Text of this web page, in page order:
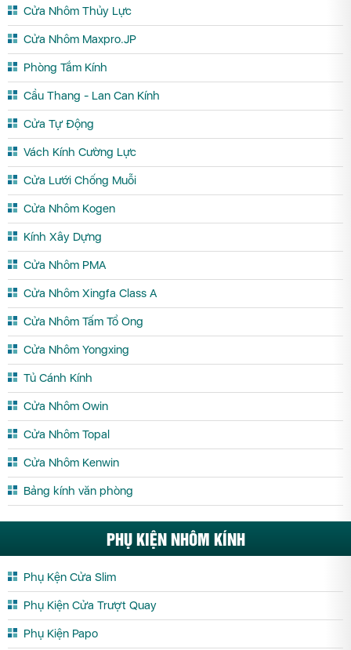
Cửa Nhôm Thủy Lực
Cửa Nhôm Maxpro.JP
Phòng Tắm Kính
Cầu Thang - Lan Can Kính
Cửa Tự Động
Vách Kính Cường Lực
Cửa Lưới Chống Muỗi
Cửa Nhôm Kogen
Kính Xây Dựng
Cửa Nhôm PMA
Cửa Nhôm Xingfa Class A
Cửa Nhôm Tấm Tổ Ong
Cửa Nhôm Yongxing
Tủ Cánh Kính
Cửa Nhôm Owin
Cửa Nhôm Topal
Cửa Nhôm Kenwin
Bảng kính văn phòng
PHỤ KIỆN NHÔM KÍNH
Phụ Kện Cửa Slim
Phụ Kiện Cửa Trượt Quay
Phụ Kiện Papo